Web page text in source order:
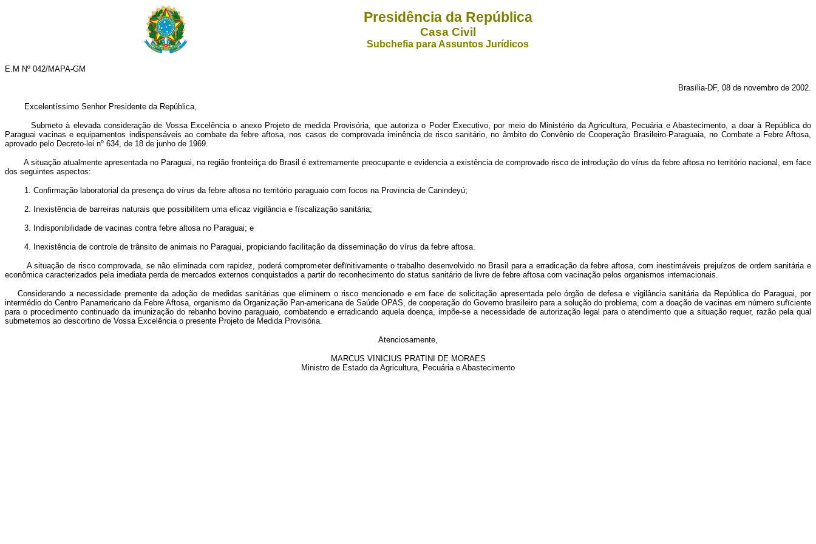
Presidência da República
Casa Civil
Subchefia para Assuntos Jurídicos
E.M Nº 042/MAPA-GM
Brasília-DF, 08 de novembro de 2002.
Excelentíssimo Senhor Presidente da República,
Submeto à elevada consideração de Vossa Excelência o anexo Projeto de medida Provisória, que autoriza o Poder Executivo, por meio do Ministério da Agricultura, Pecuária e Abastecimento, a doar à República do
Paraguai vacinas e equipamentos indispensáveis ao combate da febre aftosa, nos casos de comprovada iminência de risco sanitário, no âmbito do Convênio de Cooperação Brasileiro-Paraguaia, no Combate a Febre Aftosa,
aprovado pelo Decreto-lei nº 634, de 18 de junho de 1969.
A situação atualmente apresentada no Paraguai, na região fronteiriça do Brasil é extremamente preocupante e evidencia a existência de comprovado risco de introdução do vírus da febre aftosa no território nacional, em face
dos seguintes aspectos:
1. Confirmação laboratorial da presença do vírus da febre aftosa no território paraguaio com focos na Provïncia de Canindeyú;
2. Inexistência de barreiras naturais que possibilitem uma eficaz vigilância e fïscalização sanitária;
3. Indisponibilidade de vacinas contra febre altosa no Paraguai; e
4. Inexistência de controle de trânsito de animais no Paraguai, propiciando facilitação da disseminação do vírus da febre aftosa.
A situação de risco comprovada, se não eliminada com rapidez, poderá comprometer defïnitivamente o trabalho desenvolvido no Brasil para a erradicação da febre aftosa, com inestimáveis prejuízos de ordem sanitária e
econômica caracterizados pela imediata perda de mercados externos conquistados a partir do reconhecimento do status sanitário de livre de febre aftosa com vacinação pelos organismos intemacionais.
Considerando a necessidade premente da adoção de medidas sanitárias que eliminem o risco mencionado e em face de solicitação apresentada pelo órgão de defesa e vigilância sanitária da República do Paraguai, por
intermédio do Centro Panamericano da Febre Aftosa, organismo da Organização Pan-americana de Saúde OPAS, de cooperação do Governo brasileiro para a solução do problema, com a doação de vacinas em número sufïciente
para o procedimento continuado da imunização do rebanho bovino paraguaio, combatendo e erradicando aquela doença, impõe-se a necessidade de autorização legal para o atendimento que a situação requer, razão pela qual
submetemos ao descortino de Vossa Excelência o presente Projeto de Medida Provisória.
Atenciosamente,
MARCUS VINICIUS PRATINI DE MORAES
Ministro de Estado da Agricultura, Pecuária e Abastecimento